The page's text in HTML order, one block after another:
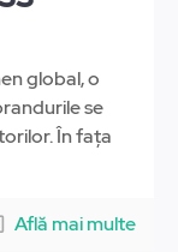
global, o
se
În fața
Află mai multe